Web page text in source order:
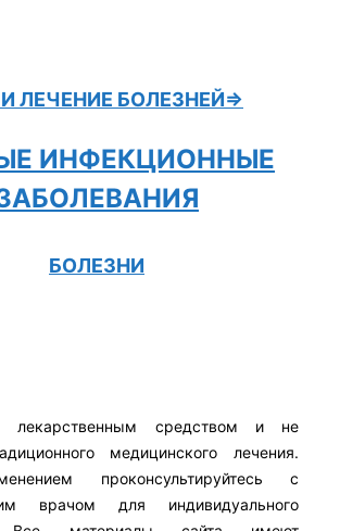
И ЛЕЧЕНИЕ БОЛЕЗНЕЙ⇒
ИНФЕКЦИОННЫЕ
БОЛЕЗНИ
лекарственным средством и не
медицинского лечения.
проконсультируйтесь с
врачом для индивидуального